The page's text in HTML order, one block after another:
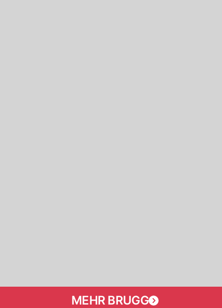
MEHR BRUGG